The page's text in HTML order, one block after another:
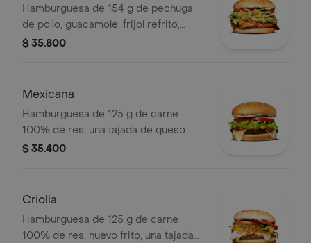
Hamburguesa de 154 g de pechuga
de pollo, guacamole, frijol refrito,
tortillas de maíz, tomate, lechuga y
$ 35.800
Mexicana
Hamburguesa de 125 g de carne
100% de res, una tajada de queso
tipo mozzarella, guacamole, fríjol
$ 35.400
Criolla
Hamburguesa de 125 g de carne
100% de res, huevo frito, una tajada